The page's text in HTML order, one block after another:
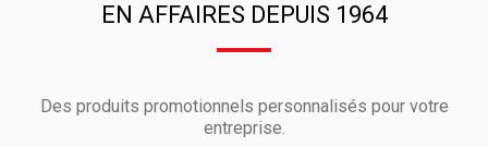
EN AFFAIRES DEPUIS 1964
Des produits promotionnels personnalisés pour votre
entreprise.